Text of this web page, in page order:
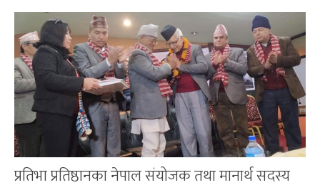
प्रतिभा प्रतिष्ठानका नेपाल संयोजक तथा मानार्थ सदस्य